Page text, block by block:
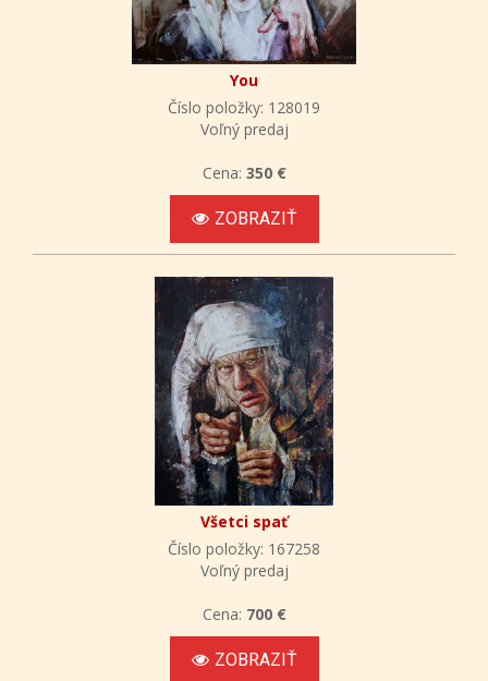
You
Číslo položky: 128019
Voľný predaj
Cena: 350 €
ZOBRAZIŤ
Všetci spať
Číslo položky: 167258
Voľný predaj
Cena: 700 €
ZOBRAZIŤ